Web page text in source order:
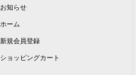
お知らせ
ホーム
新規会員登録
ショッピングカート